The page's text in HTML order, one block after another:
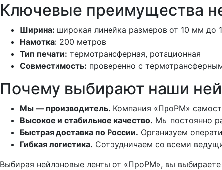
Ключевые преимущества
Ширина: широкая линейка размеров от 10 мм до
Намотка: 200 метров
Тип печати: термотрансферная, ротационная
Совместимость: проверенно с
Почему выбирают наши
Мы — производитель. Компания «ПроРМ»
Высокое и стабильное качество. Мы постоянно
Быстрая доставка по России. Организуем
Гибкая логистика. Сотрудничаем со всеми
Выбирая нейлоновые ленты от «ПроРМ», вы